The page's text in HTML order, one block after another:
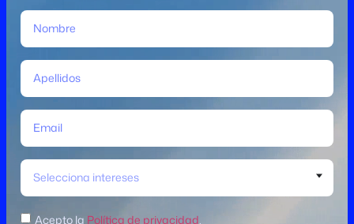
Selecciona intereses
Acepto la Política de privacidad